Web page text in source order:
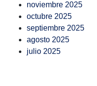
noviembre 2025
octubre 2025
septiembre 2025
agosto 2025
julio 2025